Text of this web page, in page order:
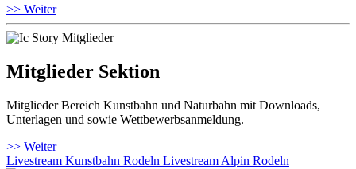
>> Weiter
Mitglieder Sektion
Mitglieder Bereich Kunstbahn und Naturbahn mit Downloads,
Unterlagen und sowie Wettbewerbsanmeldung.
>> Weiter
Livestream Kunstbahn Rodeln Livestream Alpin Rodeln